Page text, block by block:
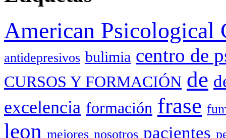
American Psicological
antidepresivos bulimia centro de
CURSOS Y FORMACIÓN de
excelencia formación frase
leon mejores nosotros pacientes